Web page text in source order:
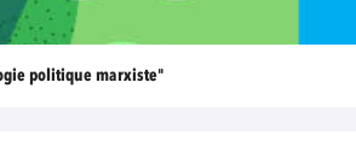
politique marxiste"